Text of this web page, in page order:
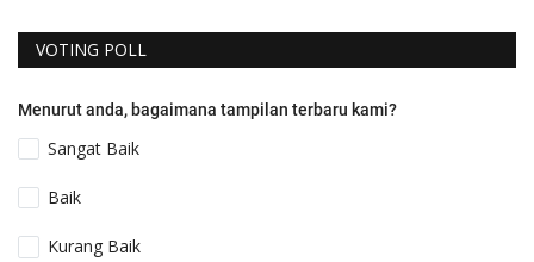
VOTING POLL
Menurut anda, bagaimana tampilan terbaru kami?
Sangat Baik
Baik
Kurang Baik